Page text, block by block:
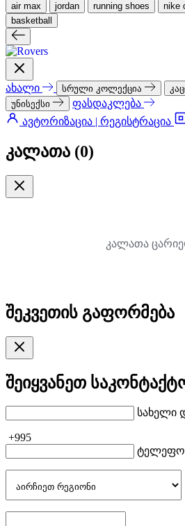
air max jordan running shoes nike
basketball
ახალი სრული კოლექცია
უნისექსი
ფასდაკლება
ავტორიზაცია | რეგისტრაცია
კალათა (0)
კალათა
შეკვეთის გაფორმება
შეიყვანეთ
სახელი
+995